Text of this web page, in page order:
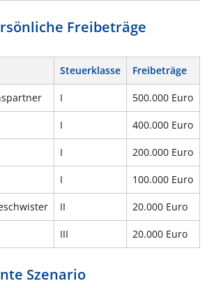
Freibeträge
Steuerklasse Freibeträge
I 500.000 Euro
I 400.000 Euro
I 200.000 Euro
I 100.000 Euro
II 20.000 Euro
III 20.000 Euro
Szenario